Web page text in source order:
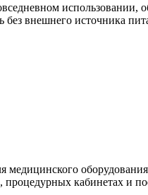
использовании,
внешнего источника
кабинетах и